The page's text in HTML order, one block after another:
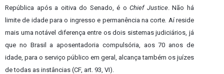
República após a oitiva do Senado, é oChief Justice. Não há
limite de idade para o ingresso e permanência na corte. Aí reside
mais uma notável diferença entre os dois sistemas judiciários, já
que no Brasil a aposentadoria compulsória, aos 70 anos de
idade, para o serviço público em geral, alcança também os juízes
de todas as instâncias (CF, art. 93, VI).